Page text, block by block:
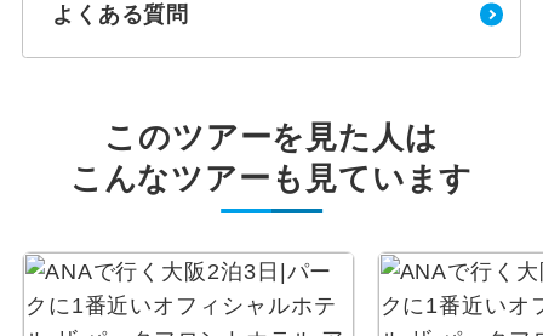
よくある質問
このツアーを見た人は
こんなツアーも見ています